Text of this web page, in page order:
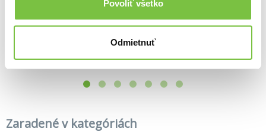
Povoliť všetko
Odmietnuť
Puzzle 3D Big Ben - 47 dílků
Zaradené v kategóriách